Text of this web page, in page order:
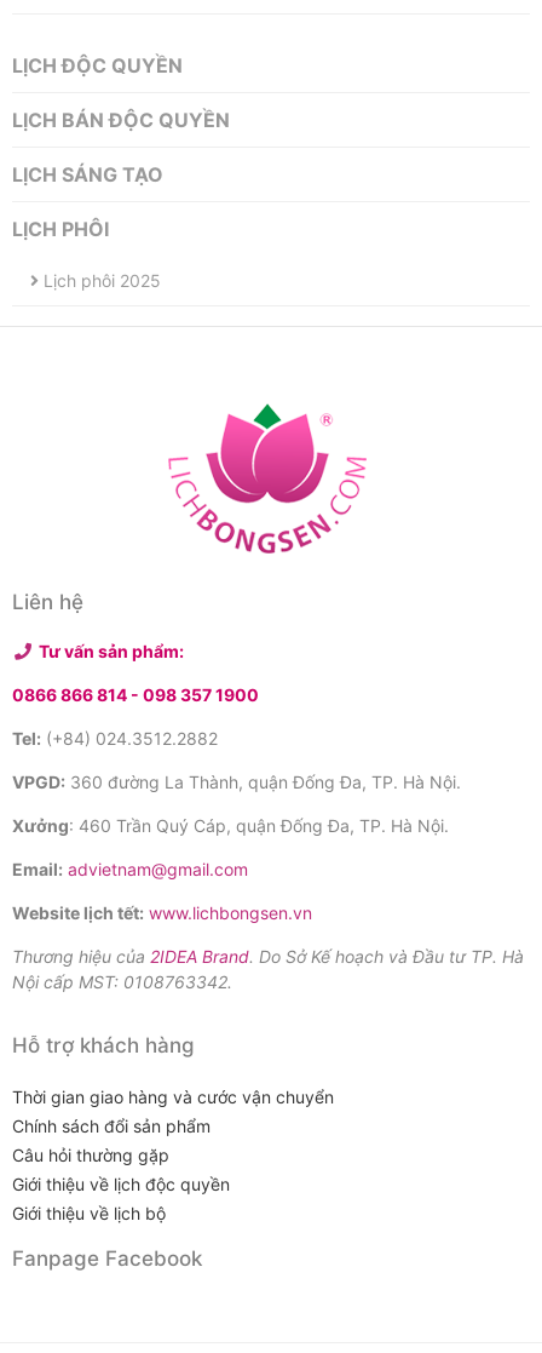
LỊCH ĐỘC QUYỀN
LỊCH BÁN ĐỘC QUYỀN
LỊCH SÁNG TẠO
LỊCH PHÔI
Lịch phôi 2025
Liên hệ
Tư vấn sản phẩm:
0866 866 814 - 098 357 1900
Tel: (+84) 024.3512.2882
VPGD: 360 đường La Thành, quận Đống Đa, TP. Hà Nội.
Xưởng: 460 Trần Quý Cáp, quận Đống Đa, TP. Hà Nội.
Email: advietnam@gmail.com
Website lịch tết: www.lichbongsen.vn
Thương hiệu của 2IDEA Brand. Do Sở Kế hoạch và Đầu tư TP. Hà
Nội cấp MST: 0108763342.
Hỗ trợ khách hàng
Thời gian giao hàng và cước vận chuyển
Chính sách đổi sản phẩm
Câu hỏi thường gặp
Giới thiệu về lịch độc quyền
Giới thiệu về lịch bộ
Fanpage Facebook